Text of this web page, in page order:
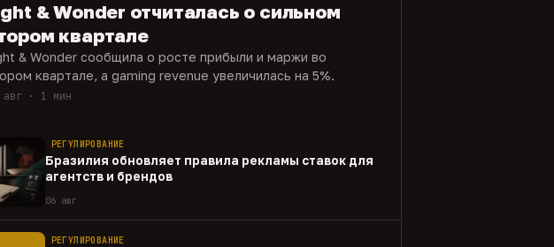
& Wonder отчиталась о сильном
квартале
& Wonder сообщила о росте прибыли и маржи во
квартале, а gaming revenue увеличилась на 5%.
авг · 1 мин
РЕГУЛИРОВАНИЕ
Бразилия обновляет правила рекламы ставок для
агентств и брендов
06 авг
РЕГУЛИРОВАНИЕ